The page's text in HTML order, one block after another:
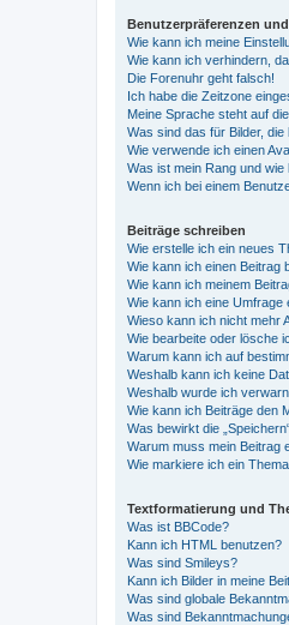
Benutzerpräferenzen
Wie kann ich meine
Wie kann ich verhindern,
Die Forenuhr geht falsch!
Ich habe die Zeitzone
Meine Sprache steht auf
Was sind das für Bilder,
Wie verwende ich einen
Was ist mein Rang und
Wenn ich bei einem
Beiträge schreiben
Wie erstelle ich ein neues
Wie kann ich einen Beitrag
Wie kann ich meinem
Wie kann ich eine Umfrage
Wieso kann ich nicht mehr
Wie bearbeite oder lösche
Warum kann ich auf
Weshalb kann ich keine
Weshalb wurde ich
Wie kann ich Beiträge den
Was bewirkt die
Warum muss mein Beitrag
Wie markiere ich ein
Textformatierung und
Was ist BBCode?
Kann ich HTML benutzen?
Was sind Smileys?
Kann ich Bilder in meine
Was sind globale
Was sind